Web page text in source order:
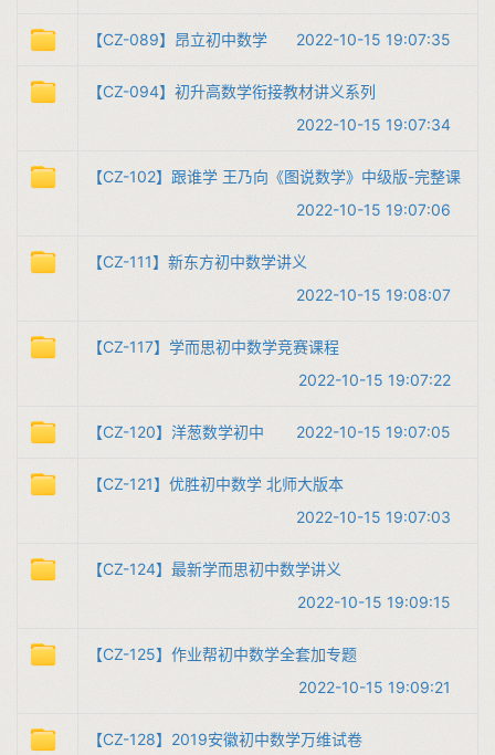
【CZ-089】昂立初中数学 2022-10-15 19:07:35
【CZ-094】初升高数学衔接教材讲义系列
2022-10-15 19:07:34
【CZ-102】跟谁学 王乃向《图说数学》中级版-完整课
2022-10-15 19:07:06
【CZ-111】新东方初中数学讲义
2022-10-15 19:08:07
【CZ-117】学而思初中数学竞赛课程
2022-10-15 19:07:22
【CZ-120】洋葱数学初中 2022-10-15 19:07:05
【CZ-121】优胜初中数学 北师大版本
2022-10-15 19:07:03
【CZ-124】最新学而思初中数学讲义
2022-10-15 19:09:15
【CZ-125】作业帮初中数学全套加专题
2022-10-15 19:09:21
【CZ-128】2019安徽初中数学万维试卷